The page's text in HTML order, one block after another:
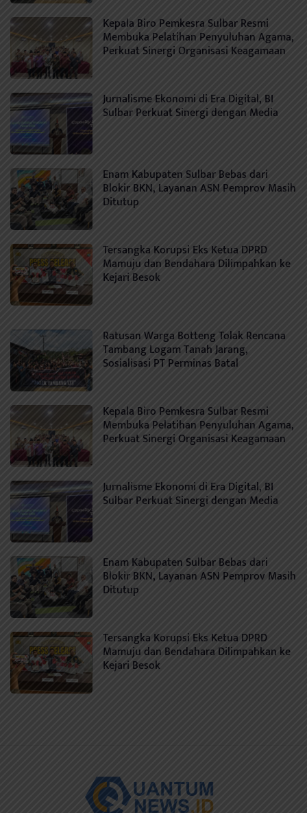
Kepala Biro Pemkesra Sulbar Resmi
Membuka Pelatihan Penyuluhan Agama,
Perkuat Sinergi Organisasi Keagamaan
Jurnalisme Ekonomi di Era Digital, BI
Sulbar Perkuat Sinergi dengan Media
Enam Kabupaten Sulbar Bebas dari
Blokir BKN, Layanan ASN Pemprov Masih
Ditutup
Tersangka Korupsi Eks Ketua DPRD
Mamuju dan Bendahara Dilimpahkan ke
Kejari Besok
Ratusan Warga Botteng Tolak Rencana
Tambang Logam Tanah Jarang,
Sosialisasi PT Perminas Batal
Kepala Biro Pemkesra Sulbar Resmi
Membuka Pelatihan Penyuluhan Agama,
Perkuat Sinergi Organisasi Keagamaan
Jurnalisme Ekonomi di Era Digital, BI
Sulbar Perkuat Sinergi dengan Media
Enam Kabupaten Sulbar Bebas dari
Blokir BKN, Layanan ASN Pemprov Masih
Ditutup
Tersangka Korupsi Eks Ketua DPRD
Mamuju dan Bendahara Dilimpahkan ke
Kejari Besok